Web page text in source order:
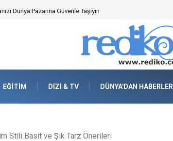
Neden Önemlidir?
EĞITIM DIZI & TV DÜNYA'DAN HABERLER
Stili Basit ve Şık Tarz Önerileri